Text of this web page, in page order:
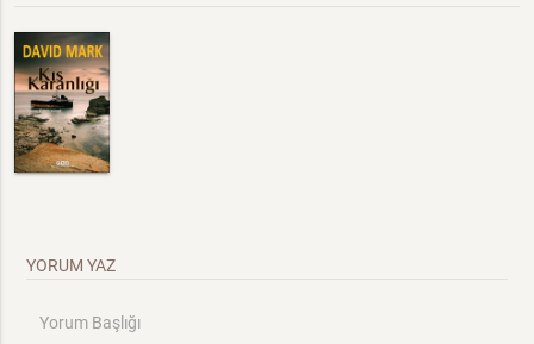
YORUM YAZ
Yorum Başlığı